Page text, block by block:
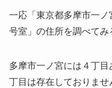
一応「東京都多摩市一
号室」の住所を調べてみ
多摩市一ノ宮には４丁
丁目は存在しておりませ